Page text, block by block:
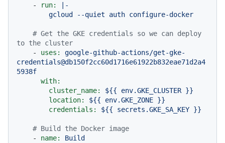
-
run:
|-
# Get the GKE credentials so we can deploy
to the cluster
-
uses:
google-github-actions/get-gke-
credentials@db150f2cc60d1716e61922b832eae71d2a4
5938f
with:
cluster_name:
${{ env.GKE_CLUSTER }}
location:
${{ env.GKE_ZONE }}
credentials:
${{ secrets.GKE_SA_KEY }}
# Build the Docker image
-
name:
Build